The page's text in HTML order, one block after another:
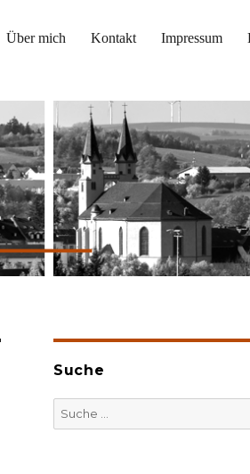
Über mich Kontakt Impressum
Suche